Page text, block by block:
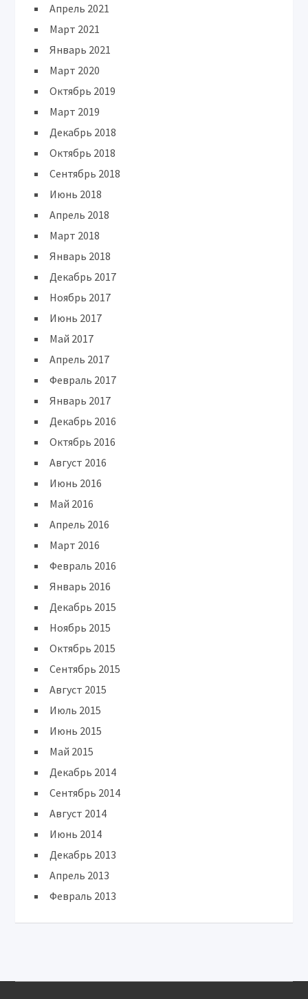
Апрель 2021
Март 2021
Январь 2021
Март 2020
Октябрь 2019
Март 2019
Декабрь 2018
Октябрь 2018
Сентябрь 2018
Июнь 2018
Апрель 2018
Март 2018
Январь 2018
Декабрь 2017
Ноябрь 2017
Июнь 2017
Май 2017
Апрель 2017
Февраль 2017
Январь 2017
Декабрь 2016
Октябрь 2016
Август 2016
Июнь 2016
Май 2016
Апрель 2016
Март 2016
Февраль 2016
Январь 2016
Декабрь 2015
Ноябрь 2015
Октябрь 2015
Сентябрь 2015
Август 2015
Июль 2015
Июнь 2015
Май 2015
Декабрь 2014
Сентябрь 2014
Август 2014
Июнь 2014
Декабрь 2013
Апрель 2013
Февраль 2013